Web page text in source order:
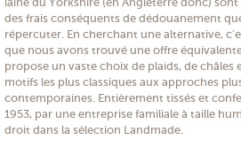
des frais conséquents de dédouanement
répercuter. En cherchant une alternative,
que nous avons trouvé une offre
propose un vaste choix de plaids, de châles
motifs les plus classiques aux approches
contemporaines. Entièrement tissés et
1953, par une entreprise familiale à taille
droit dans la sélection Landmade.